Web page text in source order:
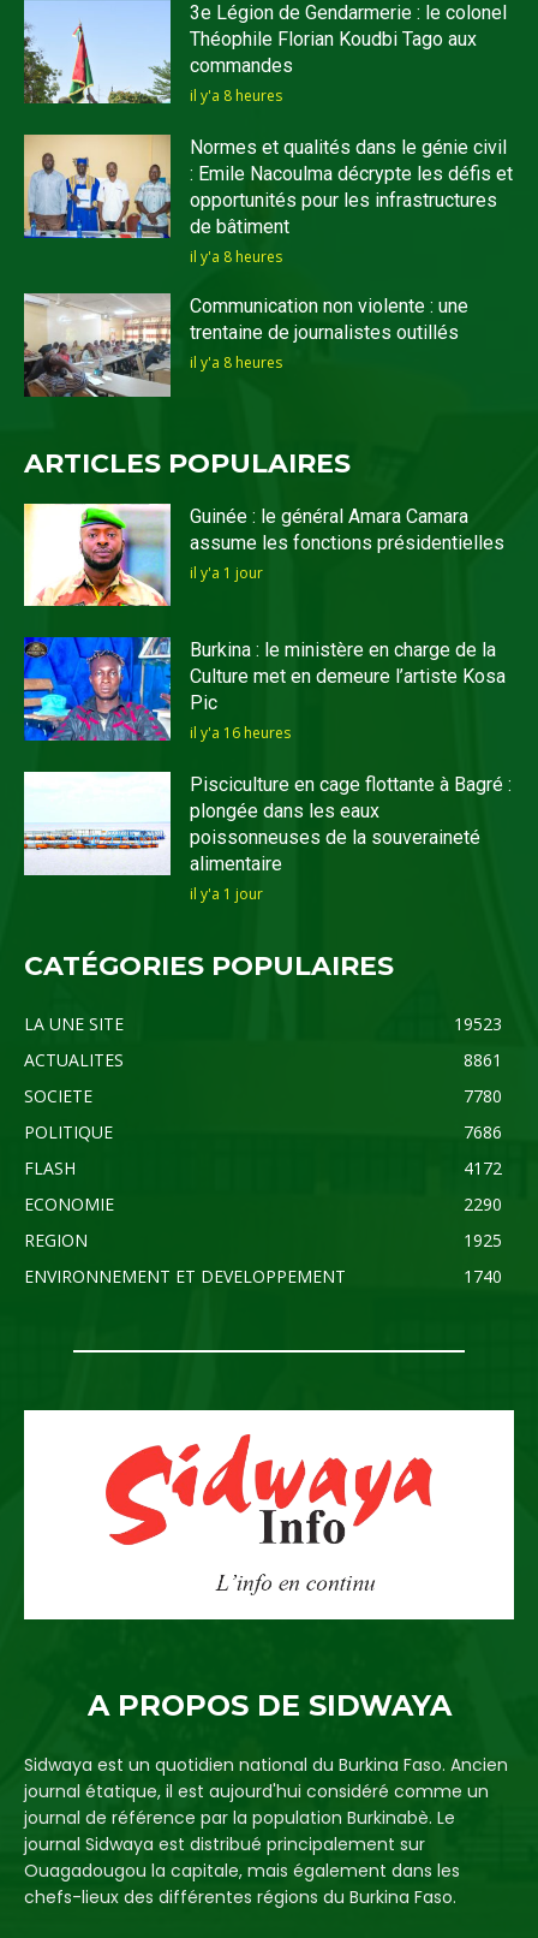
3e Légion de Gendarmerie : le colonel
Théophile Florian Koudbi Tago aux
commandes
il y'a 8 heures
Normes et qualités dans le génie civil
: Emile Nacoulma décrypte les défis et
opportunités pour les infrastructures
de bâtiment
il y'a 8 heures
Communication non violente : une
trentaine de journalistes outillés
il y'a 8 heures
ARTICLES POPULAIRES
Guinée : le général Amara Camara
assume les fonctions présidentielles
il y'a 1 jour
Burkina : le ministère en charge de la
Culture met en demeure l’artiste Kosa
Pic
il y'a 16 heures
Pisciculture en cage flottante à Bagré :
plongée dans les eaux
poissonneuses de la souveraineté
alimentaire
il y'a 1 jour
CATÉGORIES POPULAIRES
LA UNE SITE
19523
ACTUALITES
8861
SOCIETE
7780
POLITIQUE
7686
FLASH
4172
ECONOMIE
2290
REGION
1925
ENVIRONNEMENT ET DEVELOPPEMENT
1740
A PROPOS DE SIDWAYA
Sidwaya est un quotidien national du Burkina Faso. Ancien
journal étatique, il est aujourd'hui considéré comme un
journal de référence par la population Burkinabè. Le
journal Sidwaya est distribué principalement sur
Ouagadougou la capitale, mais également dans les
chefs-lieux des différentes régions du Burkina Faso.